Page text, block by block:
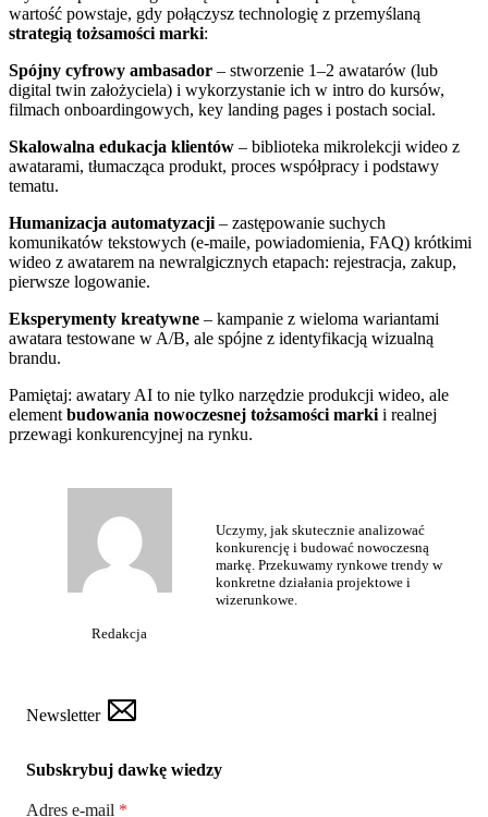
wartość powstaje, gdy połączysz technologię z przemyślaną
strategią tożsamości marki:
Spójny cyfrowy ambasador – stworzenie 1–2 awatarów (lub
digital twin założyciela) i wykorzystanie ich w intro do kursów,
filmach onboardingowych, key landing pages i postach social.
Skalowalna edukacja klientów – biblioteka mikrolekcji wideo z
awatarami, tłumacząca produkt, proces współpracy i podstawy
tematu.
Humanizacja automatyzacji – zastępowanie suchych
komunikatów tekstowych (e-maile, powiadomienia, FAQ) krótkimi
wideo z awatarem na newralgicznych etapach: rejestracja, zakup,
pierwsze logowanie.
Eksperymenty kreatywne – kampanie z wieloma wariantami
awatara testowane w A/B, ale spójne z identyfikacją wizualną
brandu.
Pamiętaj: awatary AI to nie tylko narzędzie produkcji wideo, ale
element budowania nowoczesnej tożsamości marki i realnej
przewagi konkurencyjnej na rynku.
Redakcja
Uczymy, jak skutecznie analizować
konkurencję i budować nowoczesną
markę. Przekuwamy rynkowe trendy w
konkretne działania projektowe i
wizerunkowe.
Newsletter
Subskrybuj dawkę wiedzy
Adres e-mail *